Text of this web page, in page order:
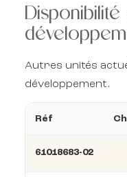
Autres unités
développement.
Réf
61018683-02